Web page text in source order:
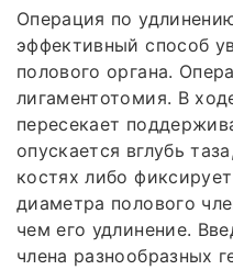
Операция по
эффективный способ
полового органа.
лигаментотомия. В
пересекает
опускается вглубь
костях либо
диаметра полового
чем его удлинение.
члена разнообразных